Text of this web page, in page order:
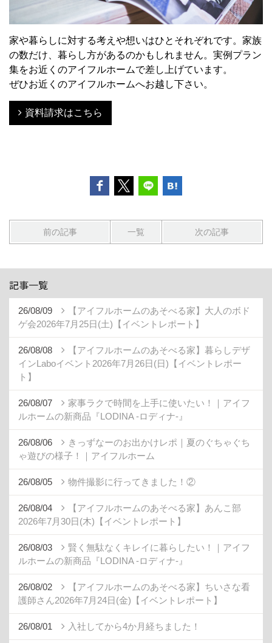
家や暮らしに対する考えや想いはひとそれぞれです。家族
の数だけ、暮らし方があるのかもしれません。実例プラン
集をお近くのアイフルホームで差し上げています。
ぜひお近くのアイフルホームへお越し下さい。
資料請求はこちら
前の記事 一覧 次の記事
記事一覧
26/08/09
【アイフルホームのあそべる家】大人のボド
ゲ会2026年7月25日(土)【イベントレポート】
26/08/08
【アイフルホームのあそべる家】暮らしデザ
インLaboイベント2026年7月26日(日)【イベントレポー
ト】
26/08/07
家事ラクで時間を上手に使いたい！｜アイフ
ルホームの新商品『LODINA -ロディナ-』
26/08/06
きっずなーのお出かけレポ｜夏のぐちゃぐち
ゃ遊びの様子！｜アイフルホーム
26/08/05 物件撮影に行ってきました！②
26/08/04
【アイフルホームのあそべる家】あんこ部
2026年7月30日(木)【イベントレポート】
26/08/03
賢く無駄なくキレイに暮らしたい！｜アイフ
ルホームの新商品『LODINA -ロディナ-』
26/08/02
【アイフルホームのあそべる家】ちいさな看
護師さん2026年7月24日(金)【イベントレポート】
26/08/01 入社してから4か月経ちました！